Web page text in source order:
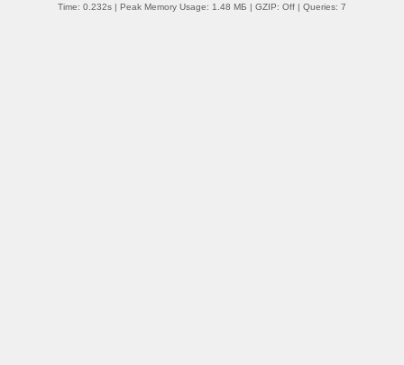
Time: 0.232s | Peak Memory Usage: 1.48 МБ | GZIP: Off | Queries: 7